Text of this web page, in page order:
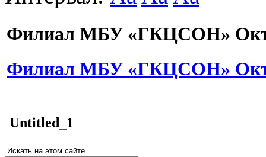
Филиал МБУ «ГКЦСОН»
Филиал МБУ «ГКЦСОН»
Untitled_1